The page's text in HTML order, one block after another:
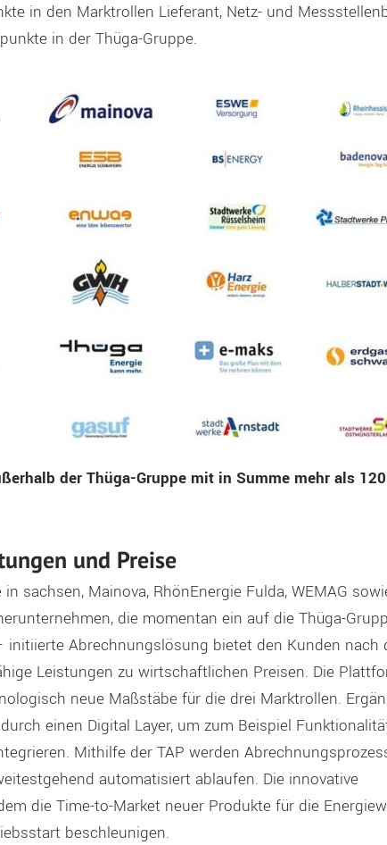
in den Marktrollen Lieferant, Netz- und
in der Thüga-Gruppe.
der Thüga-Gruppe mit in Summe mehr als
und Preise
sachsen, Mainova, RhönEnergie Fulda, WEMAG
die momentan ein auf die Thüga-
initiierte Abrechnungslösung bietet den Kunden nach
Leistungen zu wirtschaftlichen Preisen. Die
neue Maßstäbe für die drei Marktrollen.
einen Digital Layer, um zum Beispiel
Mithilfe der TAP werden
automatisiert ablaufen. Die innovative
die Time-to-Market neuer Produkte für die
beschleunigen.